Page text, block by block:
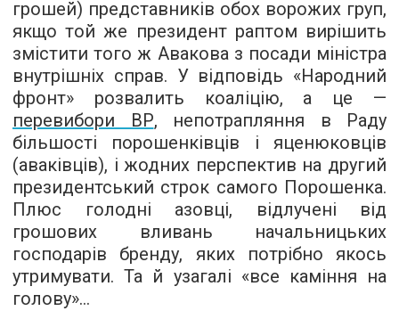
грошей) представників обох ворожих груп,
якщо той же президент раптом вирішить
змістити того ж Авакова з посади міністра
внутрішніх справ. У відповідь «Народний
фронт» розвалить коаліцію, а це —
перевибори ВР, непотрапляння в Раду
більшості порошенківців і яценюковців
(аваківців), і жодних перспектив на другий
президентський строк самого Порошенка.
Плюс голодні азовці, відлучені від
грошових вливань начальницьких
господарів бренду, яких потрібно якось
утримувати. Та й узагалі «все каміння на
голову»...